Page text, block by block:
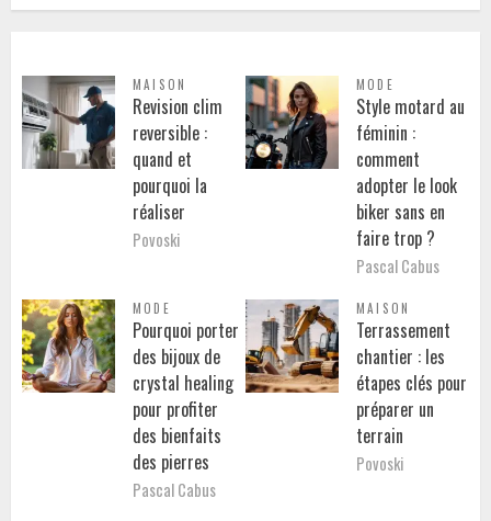
MAISON
Revision clim
reversible :
quand et
pourquoi la
réaliser
Povoski
MODE
Style motard au
féminin :
comment
adopter le look
biker sans en
faire trop ?
Pascal Cabus
MODE
Pourquoi porter
des bijoux de
crystal healing
pour profiter
des bienfaits
des pierres
Pascal Cabus
MAISON
Terrassement
chantier : les
étapes clés pour
préparer un
terrain
Povoski